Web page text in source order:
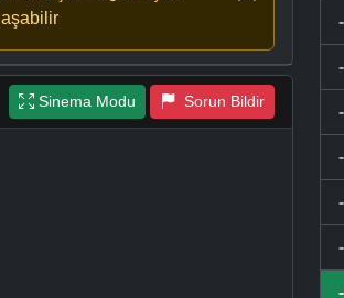
Sinema Modu Sorun Bildir